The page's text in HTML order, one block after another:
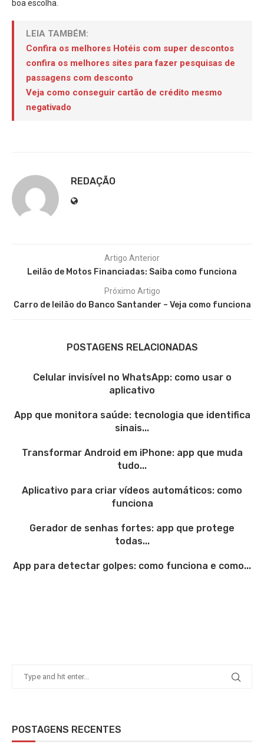
boa escolha.
LEIA TAMBÉM:
Confira os melhores Hotéis com super descontos
confira os melhores sites para fazer pesquisas de
passagens com desconto
Veja como conseguir cartão de crédito mesmo
negativado
REDAÇÃO
Artigo Anterior
Leilão de Motos Financiadas: Saiba como funciona
Próximo Artigo
Carro de leilão do Banco Santander – Veja como funciona
POSTAGENS RELACIONADAS
Celular invisível no WhatsApp: como usar o
aplicativo
App que monitora saúde: tecnologia que identifica
sinais...
Transformar Android em iPhone: app que muda
tudo...
Aplicativo para criar vídeos automáticos: como
funciona
Gerador de senhas fortes: app que protege
todas...
App para detectar golpes: como funciona e como...
POSTAGENS RECENTES